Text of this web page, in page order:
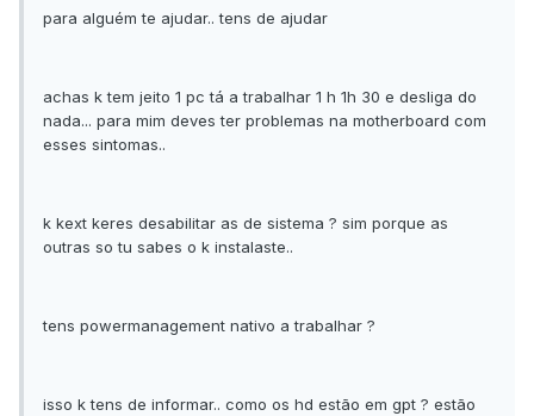
para alguém te ajudar.. tens de ajudar
achas k tem jeito 1 pc tá a trabalhar 1 h 1h 30 e desliga do
nada... para mim deves ter problemas na motherboard com
esses sintomas..
k kext keres desabilitar as de sistema ? sim porque as
outras so tu sabes o k instalaste..
tens powermanagement nativo a trabalhar ?
isso k tens de informar.. como os hd estão em gpt ? estão